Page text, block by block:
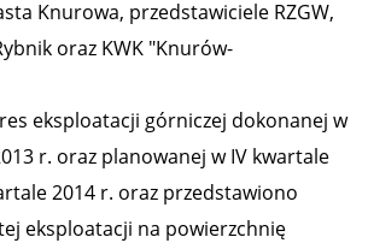
Knurowa, przedstawiciele RZGW,
oraz KWK "Knurów-
eksploatacji górniczej dokonanej w
r. oraz planowanej w IV kwartale
2014 r. oraz przedstawiono
eksploatacji na powierzchnię